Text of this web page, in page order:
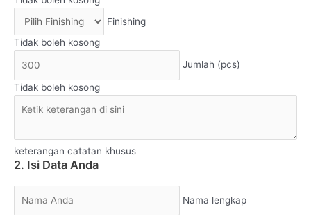
Finishing
Tidak boleh kosong
Jumlah (pcs)
Tidak boleh kosong
keterangan catatan khusus
2. Isi Data Anda
Nama lengkap